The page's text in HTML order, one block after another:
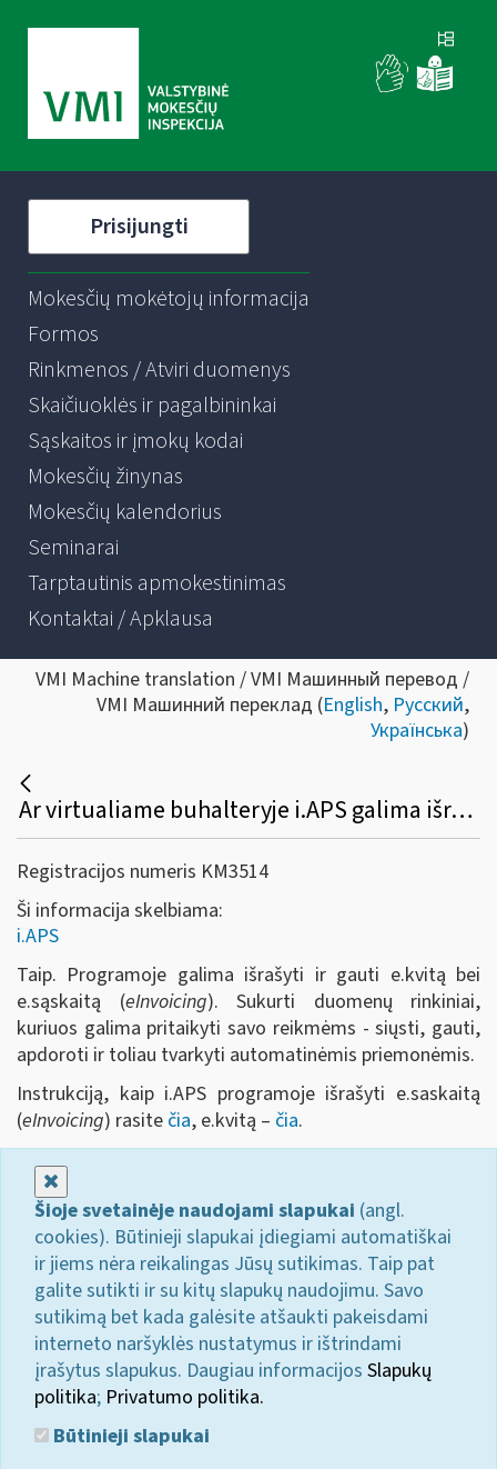
Prisijungti
Mokesčių mokėtojų informacija
Formos
Rinkmenos / Atviri duomenys
Skaičiuoklės ir pagalbininkai
Sąskaitos ir įmokų kodai
Mokesčių žinynas
Mokesčių kalendorius
Seminarai
Tarptautinis apmokestinimas
Kontaktai / Apklausa
VMI Machine translation / VMI Машинный перевод /
VMI Машинний переклад (English, Русский,
Українська)
Ar virtualiame buhalteryje i.APS galima išrašyti ir gauti e.sąskaitą (eInvoicing) ir e.kvitą?
Registracijos numeris KM3514
Ši informacija skelbiama:
i.APS
Taip. Programoje galima išrašyti ir gauti e.kvitą bei
e.sąskaitą (eInvoicing). Sukurti duomenų rinkiniai,
kuriuos galima pritaikyti savo reikmėms - siųsti, gauti,
apdoroti ir toliau tvarkyti automatinėmis priemonėmis.
Instrukciją, kaip i.APS programoje išrašyti e.saskaitą
(eInvoicing) rasite čia, e.kvitą – čia.
Šioje svetainėje naudojami slapukai (angl.
cookies). Būtinieji slapukai įdiegiami automatiškai
ir jiems nėra reikalingas Jūsų sutikimas. Taip pat
galite sutikti ir su kitų slapukų naudojimu. Savo
sutikimą bet kada galėsite atšaukti pakeisdami
interneto naršyklės nustatymus ir ištrindami
įrašytus slapukus. Daugiau informacijos Slapukų
politika; Privatumo politika.
Būtinieji slapukai